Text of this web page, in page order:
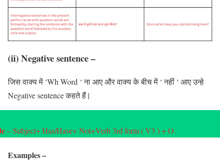
(ii) Negative sentence–
जिस वाक्य में ‘Wh Word ‘ ना आए और वाक्य के बीच में ‘ नहीं ‘ आए उन्हे
Negative sentence कहते हैं |
– Subject+ Has/Have+ Not+Verb 3rd form ( V3 ) + O.
Examples–